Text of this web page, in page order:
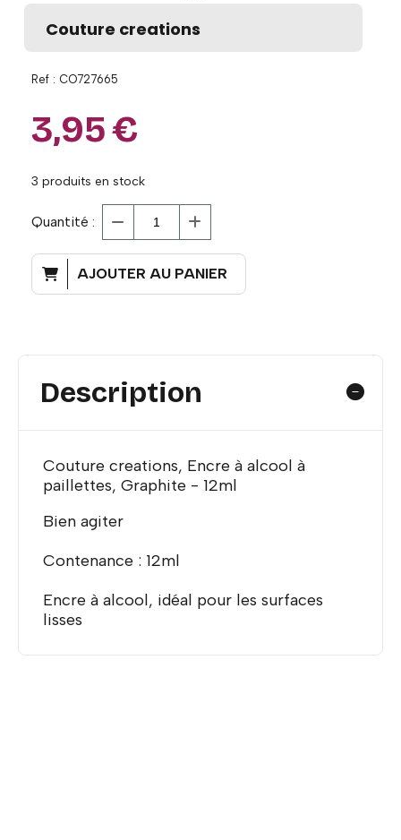
Couture creations
Ref : CO727665
3,95€
3 produits en stock
Quantité :
AJOUTER AU PANIER
Description
Couture creations, Encre à alcool à
paillettes, Graphite - 12ml
Bien agiter
Contenance : 12ml
Encre à alcool, idéal pour les surfaces
lisses